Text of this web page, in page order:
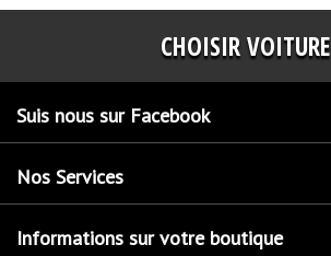
CHOISIR VOITURE
Suis nous sur Facebook
Nos Services
Informations sur votre boutique